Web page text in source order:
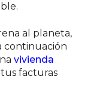
al planeta,
continuación
vivienda
facturas